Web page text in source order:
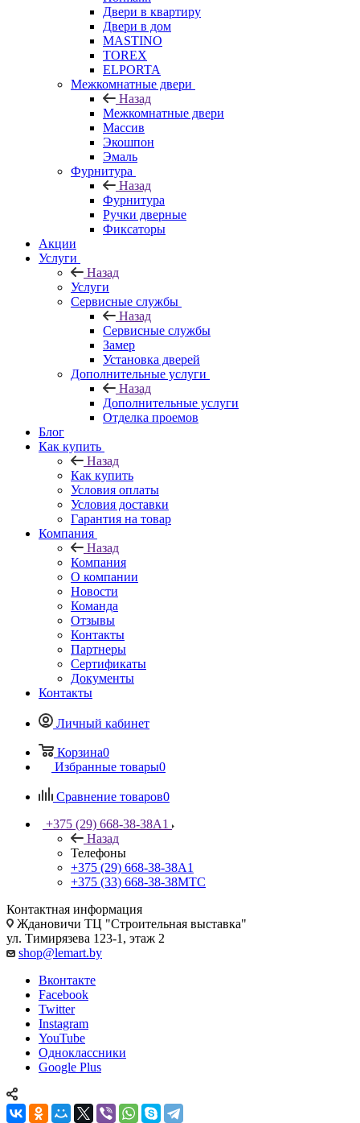
Двери в квартиру
Двери в дом
MASTINO
TOREX
ELPORTA
Межкомнатные двери
Назад
Межкомнатные двери
Массив
Экошпон
Эмаль
Фурнитура
Назад
Фурнитура
Ручки дверные
Фиксаторы
Акции
Услуги
Назад
Услуги
Сервисные службы
Назад
Сервисные службы
Замер
Установка дверей
Дополнительные услуги
Назад
Дополнительные услуги
Отделка проемов
Блог
Как купить
Назад
Как купить
Условия оплаты
Условия доставки
Гарантия на товар
Компания
Назад
Компания
О компании
Новости
Команда
Отзывы
Контакты
Партнеры
Сертификаты
Документы
Контакты
Личный кабинет
Корзина0
Избранные товары0
Сравнение товаров0
+375 (29) 668-38-38A1
Назад
Телефоны
+375 (29) 668-38-38A1
+375 (33) 668-38-38МТС
Контактная информация
Ждановичи ТЦ "Строительная выставка"
ул. Тимирязева 123-1, этаж 2
shop@lemart.by
Вконтакте
Facebook
Twitter
Instagram
YouTube
Одноклассники
Google Plus